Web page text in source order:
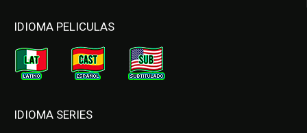
IDIOMA PELICULAS
IDIOMA SERIES